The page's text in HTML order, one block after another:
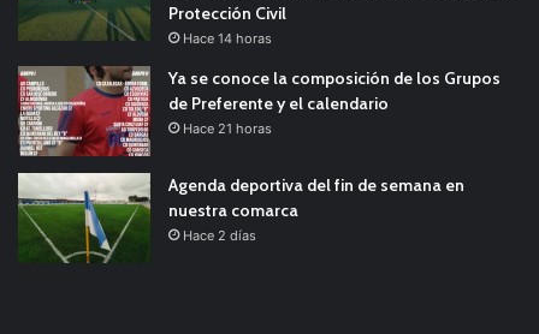
Protección Civil
Hace 14 horas
Ya se conoce la composición de los Grupos
de Preferente y el calendario
Hace 21 horas
Agenda deportiva del fin de semana en
nuestra comarca
Hace 2 días